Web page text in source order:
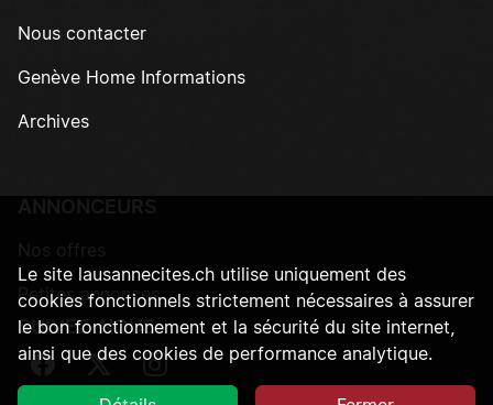
Nous contacter
Genève Home Informations
Archives
Petites annonces
SUIVEZ-NOUS
Suivez-nous sur Facebook
Suivez-nous sur Twitter
Suivez-nous sur Instagram
Le site lausannecites.ch utilise uniquement des
cookies fonctionnels strictement nécessaires à assurer
le bon fonctionnement et la sécurité du site internet,
ainsi que des cookies de performance analytique.